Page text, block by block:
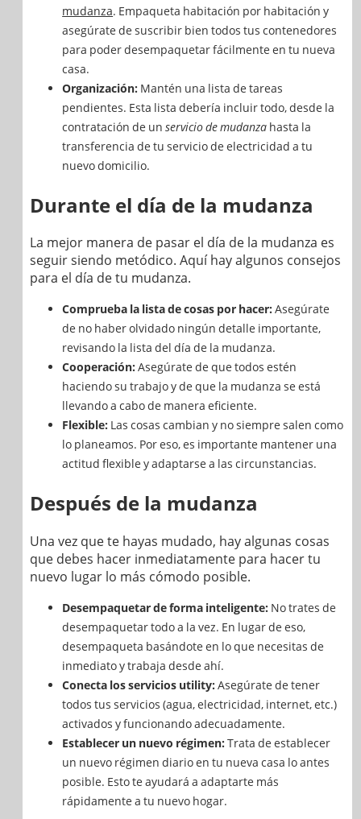
mudanza. Empaqueta habitación por habitación y
asegúrate de suscribir bien todos tus contenedores
para poder desempaquetar fácilmente en tu nueva
casa.
Organización: Mantén una lista de tareas
pendientes. Esta lista debería incluir todo, desde la
contratación de unservicio de mudanza hasta la
transferencia de tu servicio de electricidad a tu
nuevo domicilio.
Durante el día de la mudanza
La mejor manera de pasar el día de la mudanza es
seguir siendo metódico. Aquí hay algunos consejos
para el día de tu mudanza.
Comprueba la lista de cosas por hacer: Asegúrate
de no haber olvidado ningún detalle importante,
revisando la lista del día de la mudanza.
Cooperación: Asegúrate de que todos estén
haciendo su trabajo y de que la mudanza se está
llevando a cabo de manera eficiente.
Flexible: Las cosas cambian y no siempre salen como
lo planeamos. Por eso, es importante mantener una
actitud flexible y adaptarse a las circunstancias.
Después de la mudanza
Una vez que te hayas mudado, hay algunas cosas
que debes hacer inmediatamente para hacer tu
nuevo lugar lo más cómodo posible.
Desempaquetar de forma inteligente: No trates de
desempaquetar todo a la vez. En lugar de eso,
desempaqueta basándote en lo que necesitas de
inmediato y trabaja desde ahí.
Conecta los servicios utility: Asegúrate de tener
todos tus servicios (agua, electricidad, internet, etc.)
activados y funcionando adecuadamente.
Establecer un nuevo régimen: Trata de establecer
un nuevo régimen diario en tu nueva casa lo antes
posible. Esto te ayudará a adaptarte más
rápidamente a tu nuevo hogar.